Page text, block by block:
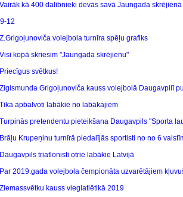
Vairāk kā 400 dalībnieki devās savā Jaungada skrējienā
12
Z.Grigoļunoviča volejbola turnīra spēļu grafiks
Visi kopā skriesim "Jaungada skrējienu"
Priecīgus svētkus!
Zigismunda Grigoļunoviča kauss volejbolā Daugavpilī
Tika apbalvoti labākie no labākajiem
Turpinās pretendentu pieteikšana Daugavpils "Sporta
Brāļu Krupeņinu turnīrā piedalījās sportisti no no 6
Daugavpils triatlonisti otrie labākie Latvijā
Par 2019.gada volejbola čempionāta uzvarētājiem
Ziemassvētku kauss vieglatlētikā 2019